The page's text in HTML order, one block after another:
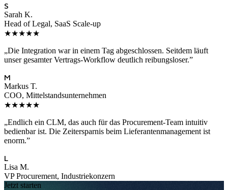
S
Sarah K.
Head of Legal, SaaS Scale-up
★★★★★
„Die Integration war in einem Tag abgeschlossen. Seitdem läuft
unser gesamter Vertrags-Workflow deutlich reibungsloser.”
M
Markus T.
COO, Mittelstandsunternehmen
★★★★★
„Endlich ein CLM, das auch für das Procurement-Team intuitiv
bedienbar ist. Die Zeitersparnis beim Lieferantenmanagement ist
enorm.”
L
Lisa M.
VP Procurement, Industriekonzern
Jetzt starten